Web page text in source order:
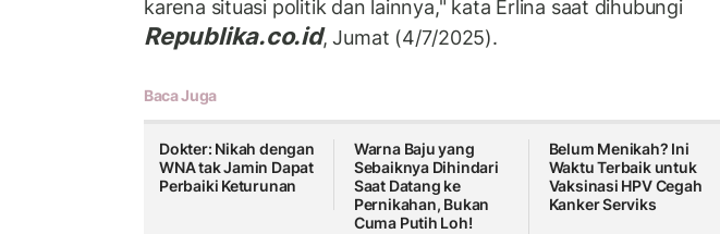
karena situasi politik dan lainnya," kata Erlina saat dihubungi
Republika.co.id, Jumat (4/7/2025).
Baca Juga
Dokter: Nikah dengan
WNA tak Jamin Dapat
Perbaiki Keturunan
Warna Baju yang
Sebaiknya Dihindari
Saat Datang ke
Pernikahan, Bukan
Cuma Putih Loh!
Belum Menikah? Ini
Waktu Terbaik untuk
Vaksinasi HPV Cegah
Kanker Serviks